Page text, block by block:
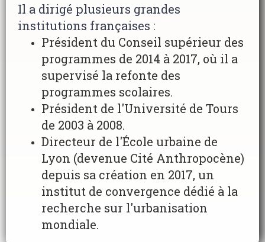
Il a dirigé plusieurs grandes
institutions françaises :
Président du Conseil supérieur des
programmes de 2014 à 2017, où il a
supervisé la refonte des
programmes scolaires.
Président de l'Université de Tours
de 2003 à 2008.
Directeur de l'École urbaine de
Lyon (devenue Cité Anthropocène)
depuis sa création en 2017, un
institut de convergence dédié à la
recherche sur l'urbanisation
mondiale.